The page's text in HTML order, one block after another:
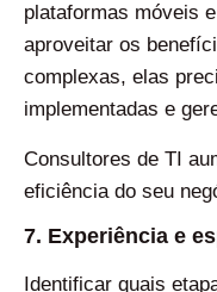
plataformas móveis
aproveitar os
complexas, elas
implementadas e
Consultores de TI
eficiência do seu
7. Experiência e
Identificar quais